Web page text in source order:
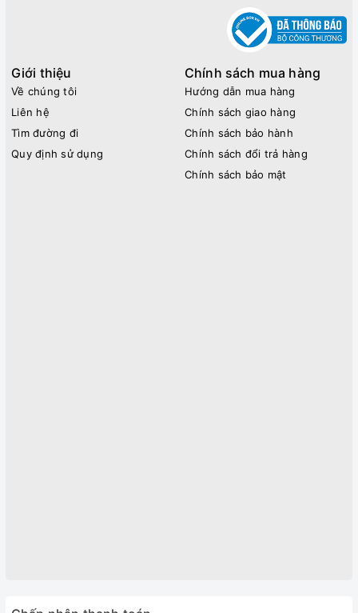
Giới thiệu
Về chúng tôi
Liên hệ
Tìm đường đi
Quy định sử dụng
Chính sách mua hàng
Hướng dẫn mua hàng
Chính sách giao hàng
Chính sách bảo hành
Chính sách đổi trả hàng
Chính sách bảo mật